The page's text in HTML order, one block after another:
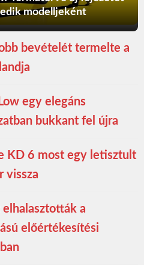
modelljeként
bevételét termelte a
egy elegáns
bukkant fel újra
KD 6 most egy letisztult
vissza
a
előértékesítési